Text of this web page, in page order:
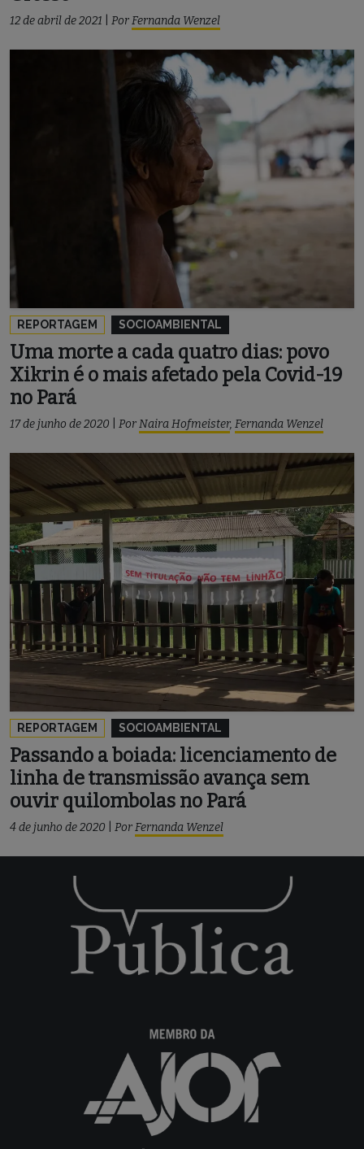
12 de abril de 2021 PorFernanda Wenzel
REPORTAGEM SOCIOAMBIENTAL
Uma morte a cada quatro dias: povo
Xikrin é o mais afetado pela Covid-19
no Pará
17 de junho de 2020 PorNaira Hofmeister, Fernanda Wenzel
REPORTAGEM SOCIOAMBIENTAL
Passando a boiada: licenciamento de
linha de transmissão avança sem
ouvir quilombolas no Pará
4 de junho de 2020 PorFernanda Wenzel